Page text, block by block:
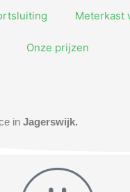
Meterkast
Onze prijzen
in Jagerswijk.